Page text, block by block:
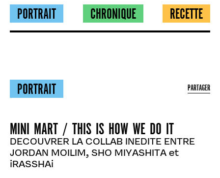
PORTRAIT CHRONIQUE RECETTE
PORTRAIT PARTAGER
MINI MART / THIS IS HOW WE DO IT
DECOUVRER LA COLLAB INEDITE ENTRE
JORDAN MOILIM, SHO MIYASHITA et
iRASSHAi